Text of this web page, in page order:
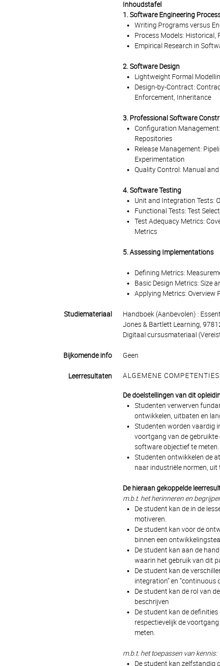
Inhoudstafel
1. Software Engineering
Writing Programs versus
Process Models: Historical,
Empirical Research in
2. Software Design
Lightweight Formal
Design-by-Contract:
Enforcement, Inheritance
3. Professional Software
Configuration
Repositories
Release Management:
Experimentation
Quality Control: Manual
4. Software Testing
Unit and Integration Tests:
Functional Tests: Test
Test Adequacy Metrics:
Metrics
5. Assessing Implementations
Defining Metrics:
Basic Design Metrics: Size
Applying Metrics: Overview
Studiemateriaal
Handboek (Aanbevolen) :
Jones & Bartlett Learning,
Digitaal cursusmateriaal
Bijkomende info Geen
Leerresultaten ALGEMENE COMPETENTIES
De doelstellingen van dit
Studenten verwerven
ontwikkelen, uitbaten en
Studenten worden vaardig
voortgang van de
software objectief te meten.
Studenten ontwikkelen de
naar industriële normen, uit
De hieraan gekoppelde
m.b.t. het herinneren en
De student kan de in de
motiveren.
De student kan voor de
binnen een
De student kan aan de
waarin het gebruik van dit
De student kan de
integration” en “continuous
De student kan de rol van
beschrijven
De student kan de
respectievelijk de
meten.
m.b.t. het toepassen van kennis:
De student kan zelfstandig